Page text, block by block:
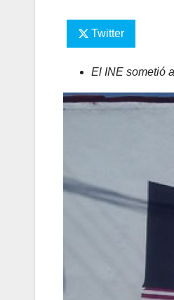
Twitter
El INE sometió